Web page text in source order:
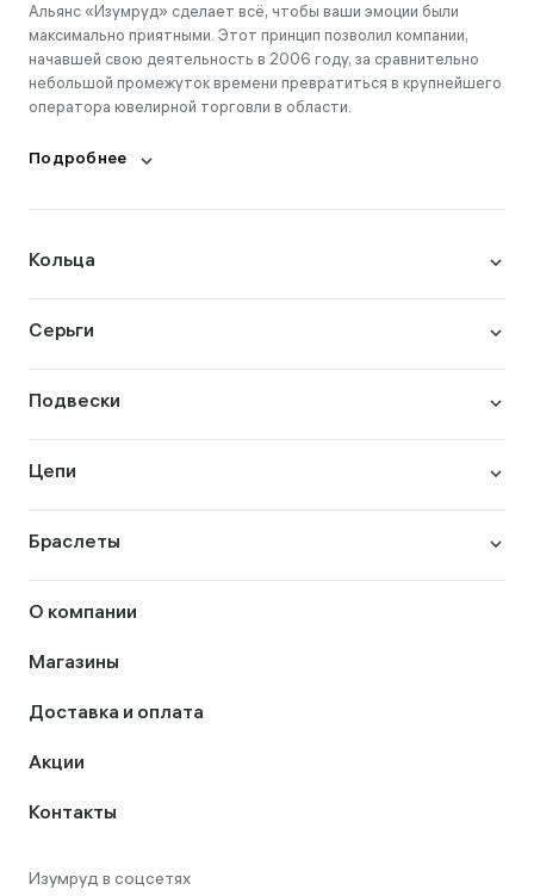
Альянс «Изумруд» сделает всё, чтобы ваши эмоции были
максимально приятными. Этот принцип позволил компании,
начавшей свою деятельность в 2006 году, за сравнительно
небольшой промежуток времени превратиться в крупнейшего
оператора ювелирной торговли в области.
Подробнее
Кольца
Серьги
Подвески
Цепи
Браслеты
О компании
Магазины
Доставка и оплата
Акции
Контакты